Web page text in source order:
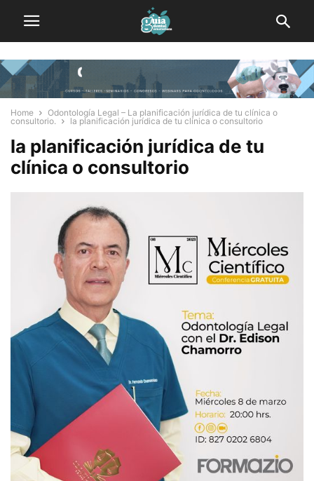
Home
Odontología Legal – La planificación jurídica de tu clínica o
consultorio.
la planificación jurídica de tu clínica o consultorio
la planificación jurídica de tu
clínica o consultorio